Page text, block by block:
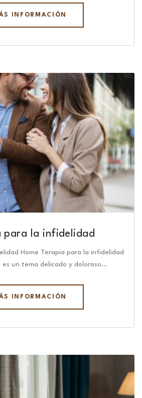
INFORMACIÓN
para la infidelidad
Home Terapia para la infidelidad
es un tema delicado y doloroso…
INFORMACIÓN